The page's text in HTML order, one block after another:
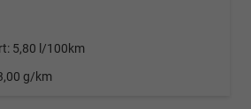
5,80 l/100km
g/km